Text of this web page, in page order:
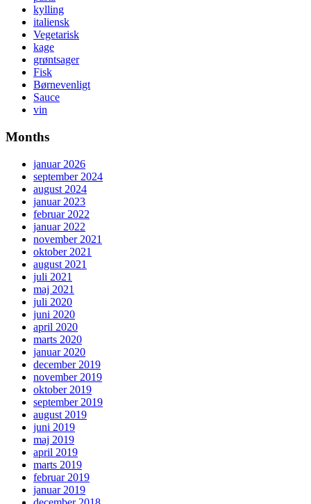
kylling
italiensk
Vegetarisk
kage
grøntsager
Fisk
Børnevenligt
Sauce
vin
Months
januar 2026
september 2024
august 2024
januar 2023
februar 2022
januar 2022
november 2021
oktober 2021
august 2021
juli 2021
maj 2021
juli 2020
juni 2020
april 2020
marts 2020
januar 2020
december 2019
november 2019
oktober 2019
september 2019
august 2019
juni 2019
maj 2019
april 2019
marts 2019
februar 2019
januar 2019